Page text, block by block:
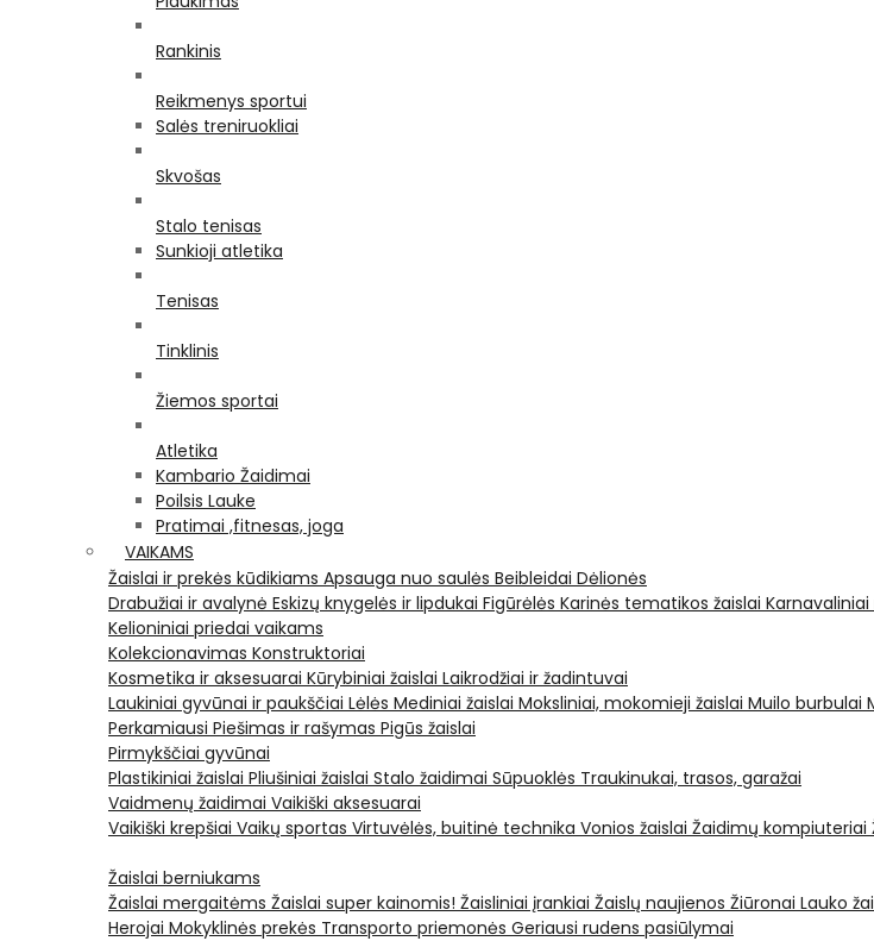
Rankinis
Reikmenys sportui
Salės treniruokliai
Skvošas
Stalo tenisas
Sunkioji atletika
Tenisas
Tinklinis
Žiemos sportai
Atletika
Kambario Žaidimai
Poilsis Lauke
Pratimai ,fitnesas, joga
VAIKAMS
Žaislai ir prekės kūdikiams Apsauga nuo saulės Beibleidai Dėlionės
Drabužiai ir avalynė Eskizų knygelės ir lipdukai Figūrėlės Karinės tematikos žaislai
Kelioniniai priedai vaikams
Kolekcionavimas Konstruktoriai
Kosmetika ir aksesuarai Kūrybiniai žaislai Laikrodžiai ir žadintuvai
Laukiniai gyvūnai ir paukščiai Lėlės Mediniai žaislai Moksliniai, mokomieji žaislai Muilo burbulai
Perkamiausi Piešimas ir rašymas Pigūs žaislai
Pirmykščiai gyvūnai
Plastikiniai žaislai Pliušiniai žaislai Stalo žaidimai Sūpuoklės Traukinukai, trasos, garažai
Vaidmenų žaidimai Vaikiški aksesuarai
Vaikiški krepšiai Vaikų sportas Virtuvėlės, buitinė technika Vonios žaislai Žaidimų kompiuteriai
Žaislai berniukams
Žaislai mergaitėms Žaislai super kainomis! Žaisliniai įrankiai Žaislų naujienos Žiūronai Lauko
Herojai Mokyklinės prekės Transporto priemonės Geriausi rudens pasiūlymai